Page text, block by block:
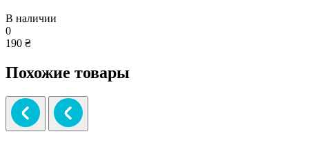
В наличии
0
190 ₴
Похожие товары